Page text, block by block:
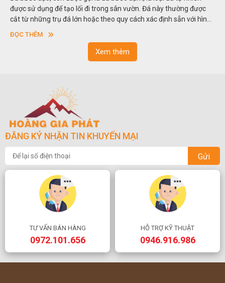
được sử dụng để tạo lối đi trong sân vườn. Đá này thường được
cắt từ những trụ đá lớn hoặc theo quy cách xác định sẵn với hình
vuông hoặc hình chữ nhật và có độ dày khác nhau.
ĐỌC THÊM
Xem thêm
ĐĂNG KÝ NHẬN TIN KHUYẾN MẠI
Gửi
TƯ VẤN BÁN HÀNG
0972.101.656
HỖ TRỢ KỸ THUẬT
0946.916.986